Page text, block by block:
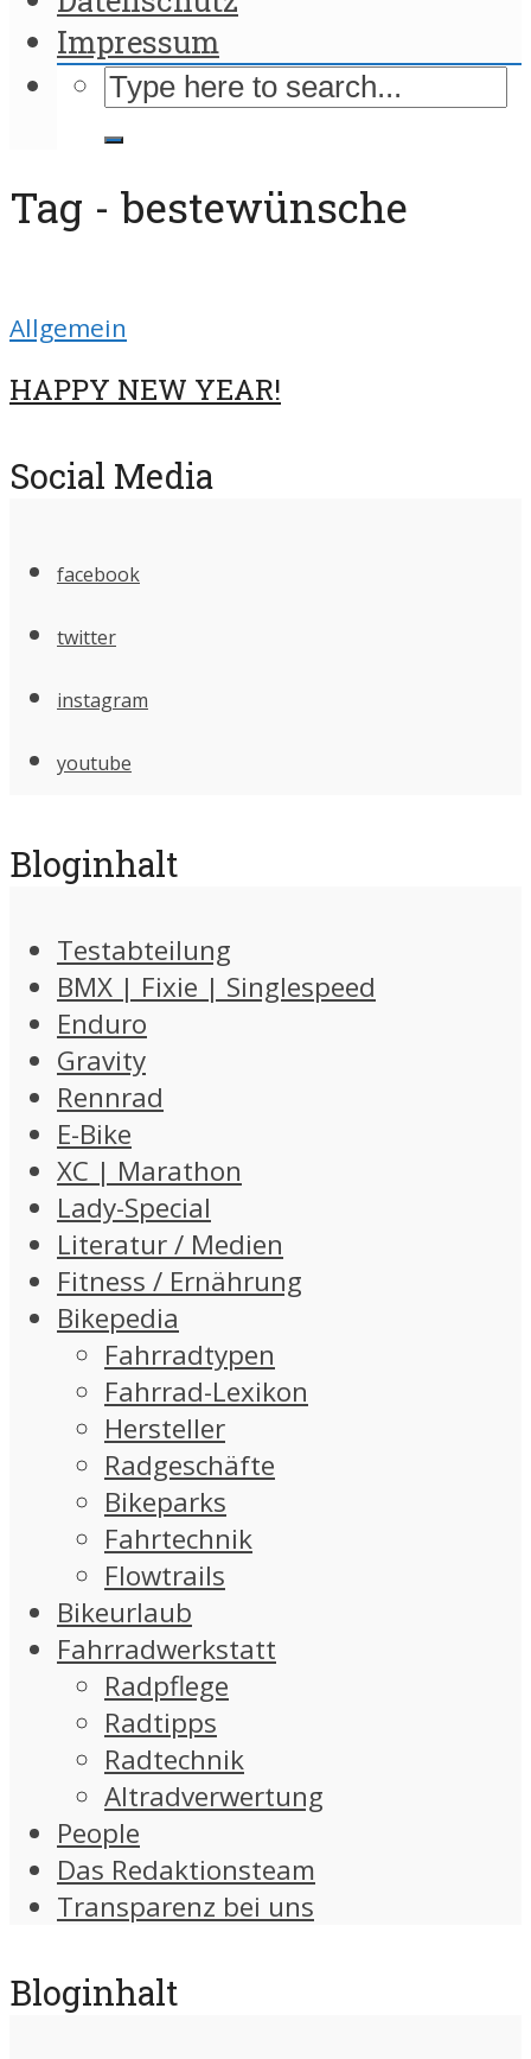
Impressum
Tag - bestewünsche
Allgemein
HAPPY NEW YEAR!
Social Media
facebook
twitter
instagram
youtube
Bloginhalt
Testabteilung
BMX | Fixie | Singlespeed
Enduro
Gravity
Rennrad
E-Bike
XC | Marathon
Lady-Special
Literatur / Medien
Fitness / Ernährung
Bikepedia
Fahrradtypen
Fahrrad-Lexikon
Hersteller
Radgeschäfte
Bikeparks
Fahrtechnik
Flowtrails
Bikeurlaub
Fahrradwerkstatt
Radpflege
Radtipps
Radtechnik
Altradverwertung
People
Das Redaktionsteam
Transparenz bei uns
Bloginhalt